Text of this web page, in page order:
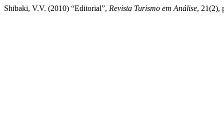
Shibaki, V.V. (2010) “Editorial”, Revista Turismo em Análise, 21(2),